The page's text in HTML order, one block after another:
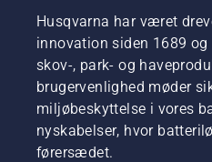
Husqvarna har været
innovation siden 1689
skov-, park- og
brugervenlighed møder
miljøbeskyttelse i vores
nyskabelser, hvor
førersædet.